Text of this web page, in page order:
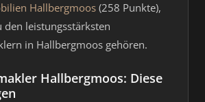
Hallbergmoos (258 Punkte),
den leistungsstärksten
in Hallbergmoos gehören.
Hallbergmoos: Diese